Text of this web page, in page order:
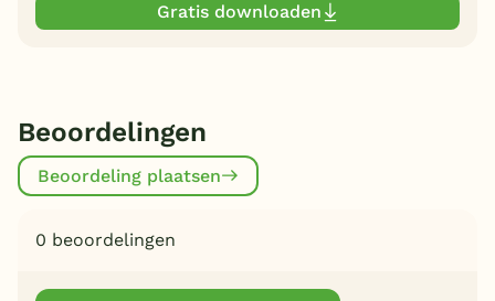
Gratis downloaden
Beoordelingen
Beoordeling plaatsen
0 beoordelingen